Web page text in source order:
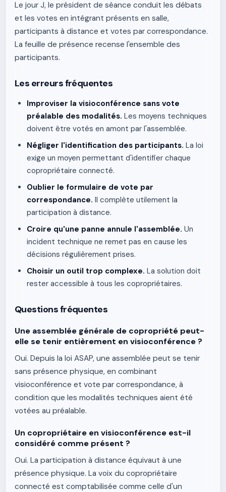
Le jour J, le président de séance conduit les débats
et les votes en intégrant présents en salle,
participants à distance et votes par correspondance.
La feuille de présence recense l'ensemble des
participants.
Les erreurs fréquentes
Improviser la visioconférence sans vote
préalable des modalités. Les moyens techniques
doivent être votés en amont par l'assemblée.
Négliger l'identification des participants. La loi
exige un moyen permettant d'identifier chaque
copropriétaire connecté.
Oublier le formulaire de vote par
correspondance. Il complète utilement la
participation à distance.
Croire qu'une panne annule l'assemblée. Un
incident technique ne remet pas en cause les
décisions régulièrement prises.
Choisir un outil trop complexe. La solution doit
rester accessible à tous les copropriétaires.
Questions fréquentes
Une assemblée générale de copropriété peut-
elle se tenir entièrement en visioconférence ?
Oui. Depuis la loi ASAP, une assemblée peut se tenir
sans présence physique, en combinant
visioconférence et vote par correspondance, à
condition que les modalités techniques aient été
votées au préalable.
Un copropriétaire en visioconférence est-il
considéré comme présent ?
Oui. La participation à distance équivaut à une
présence physique. La voix du copropriétaire
connecté est comptabilisée comme celle d'un